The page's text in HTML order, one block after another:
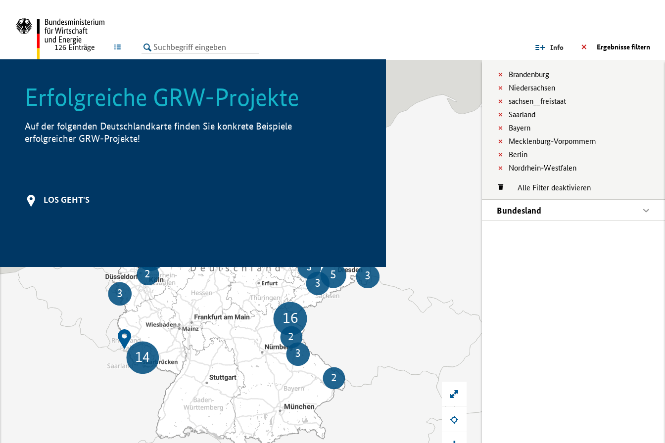
LISTE Ergebnisse filtern
Info
Brandenburg
Niedersachsen
sachsen__freistaat
Saarland
Bayern
Mecklenburg-Vorpommern
Berlin
Nordrhein-Westfalen
Alle Filter deaktivieren
Bundesland
126 Einträge
Erfolgreiche GRW-Projekte
Auf der folgenden Deutschlandkarte finden Sie konkrete Beispiele
erfolgreicher GRW-Projekte!
LOS GEHT'S